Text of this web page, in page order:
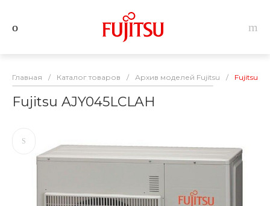
Главная / Каталог товаров / Архив моделей Fujitsu / Fujitsu
Fujitsu AJY045LCLAH